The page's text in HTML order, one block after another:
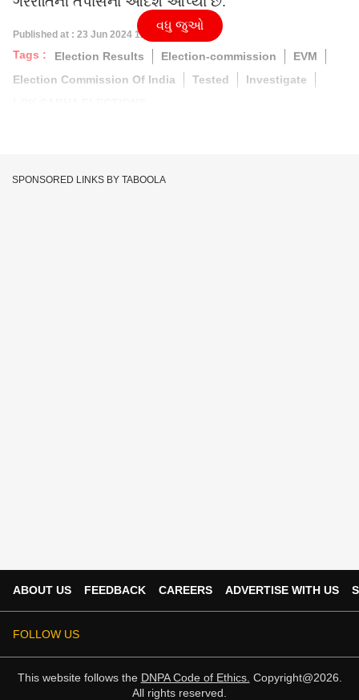
Published at : 23 Jun 2024 12:38 PM (IST)
Tags : Election Results Election-commission
EVM
Election Commission Of India
Tested
Investigate
વધુ જુઓ
SPONSORED LINKS BY TABOOLA
ABOUT US FEEDBACK CAREERS ADVERTISE WITH US
FOLLOW US
This website follows the DNPA Code of Ethics. Copyright@2026.
All rights reserved.